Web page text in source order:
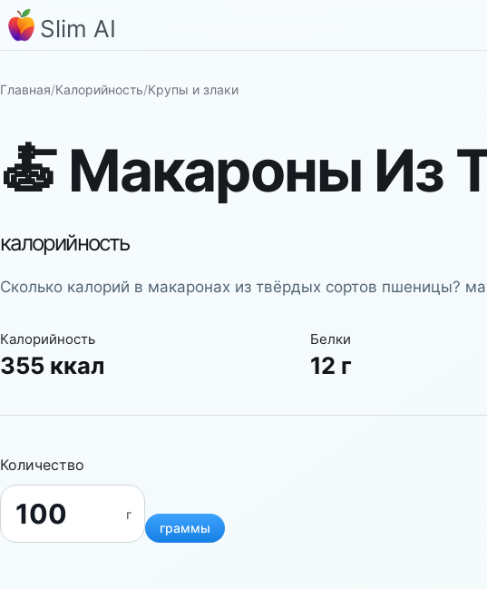
Slim AI
Главная/Калорийность/Крупы и злаки
🍝 Макароны Из
калорийность
Сколько калорий в макаронах из твёрдых сортов пшеницы?
Калорийность
355 ккал
Белки
12 г
Количество
г
граммы